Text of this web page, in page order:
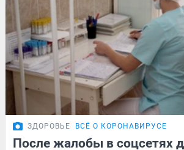
ЗДОРОВЬЕ ВСЁ О КОРОНАВИРУСЕ
После жалобы в соцсетях